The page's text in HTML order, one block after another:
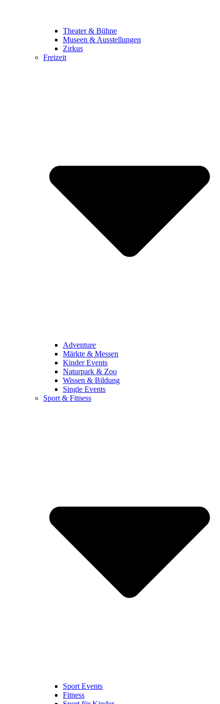
Theater & Bühne
Museen & Ausstellungen
Zirkus
Freizeit
Adventure
Märkte & Messen
Kinder Events
Naturpark & Zoo
Wissen & Bildung
Single Events
Sport & Fitness
Sport Events
Fitness